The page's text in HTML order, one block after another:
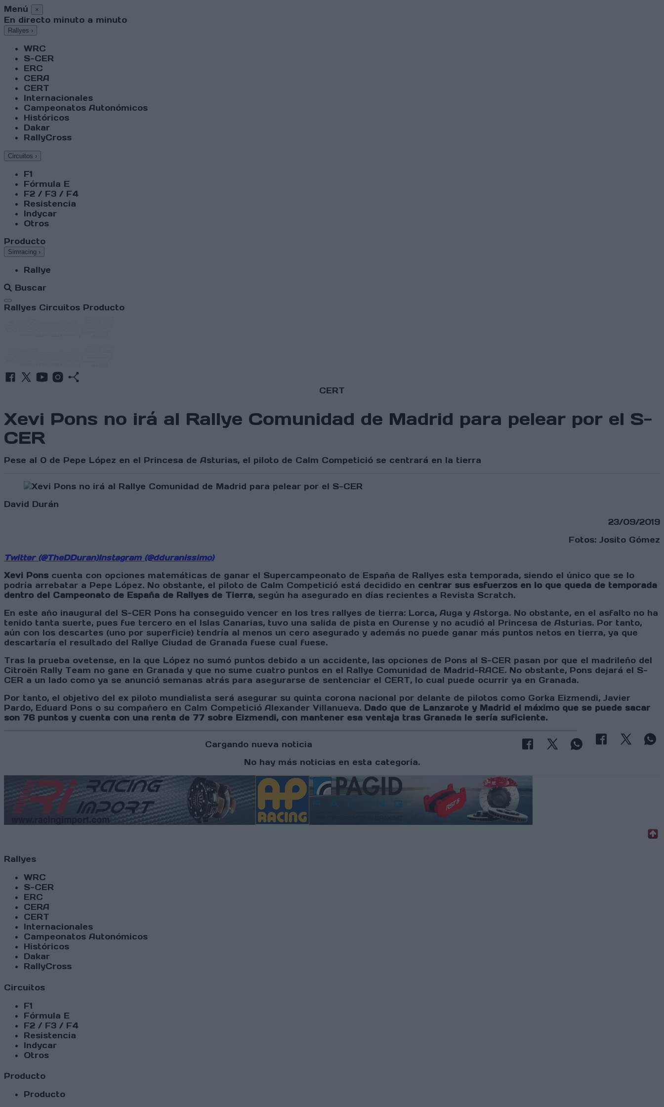
Menú ×
En directo minuto a minuto
Rallyes ›
WRC
S-CER
ERC
CERA
CERT
Internacionales
Campeonatos Autonómicos
Históricos
Dakar
RallyCross
Circuitos ›
F1
Fórmula E
F2 / F3 / F4
Resistencia
Indycar
Otros
Producto
Simracing ›
Rallye
Buscar
Abrir menú
Rallyes Circuitos Producto
CERT
Xevi Pons no irá al Rallye Comunidad de Madrid para pelear por el S-
CER
Pese al 0 de Pepe López en el Princesa de Asturias, el piloto de Calm Competició se centrará en la tierra
David Durán
23/09/2019
Fotos: Josito Gómez
Twitter (@TheDDuran)Instagram (@dduranissimo)
Xevi Pons cuenta con opciones matemáticas de ganar el Supercampeonato de España de Rallyes esta temporada, siendo el único que se lo
podría arrebatar a Pepe López. No obstante, el piloto de Calm Competició está decidido en centrar sus esfuerzos en lo que queda de temporada
dentro del Campeonato de España de Rallyes de Tierra, según ha asegurado en días recientes a Revista Scratch.
En este año inaugural del S-CER Pons ha conseguido vencer en los tres rallyes de tierra: Lorca, Auga y Astorga. No obstante, en el asfalto no ha
tenido tanta suerte, pues fue tercero en el Islas Canarias, tuvo una salida de pista en Ourense y no acudió al Princesa de Asturias. Por tanto,
aún con los descartes (uno por superficie) tendría al menos un cero asegurado y además no puede ganar más puntos netos en tierra, ya que
descartaría el resultado del Rallye Ciudad de Granada fuese cual fuese.
Tras la prueba ovetense, en la que López no sumó puntos debido a un accidente, las opciones de Pons al S-CER pasan por que el madrileño del
Citroën Rally Team no gane en Granada y que no sume cuatro puntos en el Rallye Comunidad de Madrid-RACE. No obstante, Pons dejará el S-
CER a un lado como ya se anunció semanas atrás para asegurarse de sentenciar el CERT, lo cual puede ocurrir ya en Granada.
Por tanto, el objetivo del ex piloto mundialista será asegurar su quinta corona nacional por delante de pilotos como Gorka Eizmendi, Javier
Pardo, Eduard Pons o su compañero en Calm Competició Alexander Villanueva. Dado que de Lanzarote y Madrid el máximo que se puede sacar
son 76 puntos y cuenta con una renta de 77 sobre Eizmendi, con mantener esa ventaja tras Granada le sería suficiente.
Cargando nueva noticia
No hay más noticias en esta categoría.
Rallyes
WRC
S-CER
ERC
CERA
CERT
Internacionales
Campeonatos Autonómicos
Históricos
Dakar
RallyCross
Circuitos
F1
Fórmula E
F2 / F3 / F4
Resistencia
Indycar
Otros
Producto
Producto